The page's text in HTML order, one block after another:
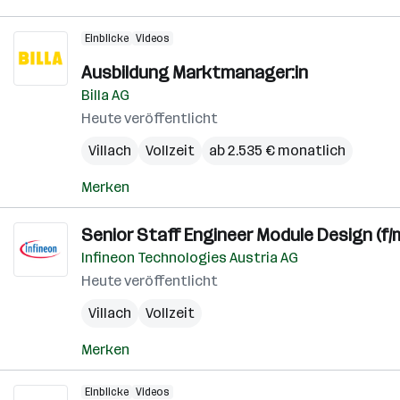
Einblicke Videos
Ausbildung Marktmanager:in
Billa AG
Heute veröffentlicht
Villach
Vollzeit ab 2.535 € monatlich
Merken
Senior Staff Engineer Module Design (f/
Infineon Technologies Austria AG
Heute veröffentlicht
Villach
Vollzeit
Merken
Einblicke Videos